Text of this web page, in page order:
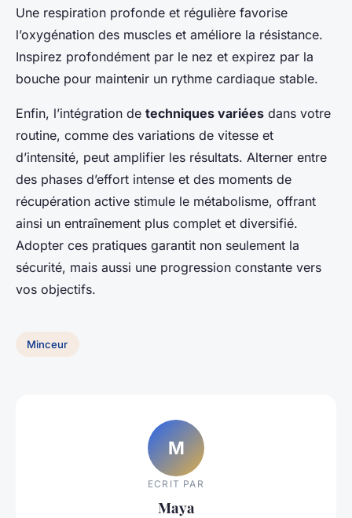
Une respiration profonde et régulière favorise
l’oxygénation des muscles et améliore la résistance.
Inspirez profondément par le nez et expirez par la
bouche pour maintenir un rythme cardiaque stable.
Enfin, l’intégration de techniques variées dans votre
routine, comme des variations de vitesse et
d’intensité, peut amplifier les résultats. Alterner entre
des phases d’effort intense et des moments de
récupération active stimule le métabolisme, offrant
ainsi un entraînement plus complet et diversifié.
Adopter ces pratiques garantit non seulement la
sécurité, mais aussi une progression constante vers
vos objectifs.
Minceur
M
ECRIT PAR
Maya